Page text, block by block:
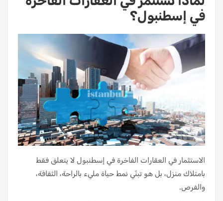
في إسطنبول؟
الاستثمار في العقارات الفاخرة في إسطنبول لا يتعلق فقط
بامتلاك منزل، بل هو تبنّي نمط حياة مليء بالراحة، الثقافة،
والفرص.